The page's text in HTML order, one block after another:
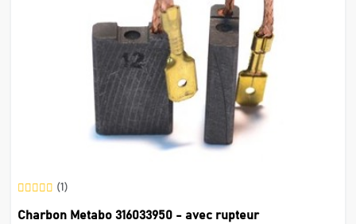
(1)
Charbon Metabo 316033950 - avec rupteur